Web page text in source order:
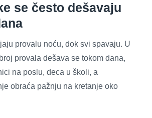
se često dešavaju
provalu noću, dok svi spavaju. U
provala dešava se tokom dana,
na poslu, deca u školi, a
obraća pažnju na kretanje oko